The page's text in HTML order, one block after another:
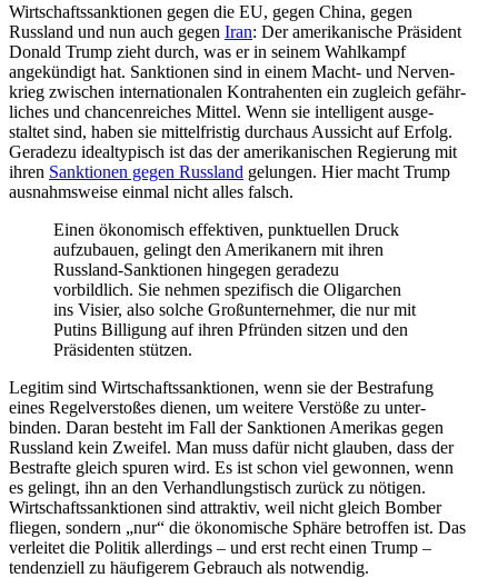
Wirtschafts­sank­tionen gegen die EU, gegen China, gegen
Russland und nun auch gegen Iran: Der ameri­ka­nische Präsident
Donald Trump zieht durch, was er in seinem Wahlkampf
angekündigt hat. Sanktionen sind in einem Macht- und Nerven­
krieg zwischen inter­na­tio­nalen Kontra­henten ein zugleich gefähr­
liches und chancen­reiches Mittel. Wenn sie intel­ligent ausge­
staltet sind, haben sie mittel­fristig durchaus Aussicht auf Erfolg.
Geradezu ideal­ty­pisch ist das der ameri­ka­ni­schen Regierung mit
ihren Sanktionen gegen Russland gelungen. Hier macht Trump
ausnahms­weise einmal nicht alles falsch.
Einen ökono­misch effek­tiven, punktu­ellen Druck
aufzu­bauen, gelingt den Ameri­kanern mit ihren
Russland-Sanktionen hingegen geradezu
vorbildlich. Sie nehmen spezi­fisch die Oligarchen
ins Visier, also solche Großun­ter­nehmer, die nur mit
Putins Billigung auf ihren Pfründen sitzen und den
Präsi­denten stützen.
Legitim sind Wirtschafts­sank­tionen, wenn sie der Bestrafung
eines Regel­ver­stoßes dienen, um weitere Verstöße zu unter­
binden. Daran besteht im Fall der Sanktionen Amerikas gegen
Russland kein Zweifel. Man muss dafür nicht glauben, dass der
Bestrafte gleich spuren wird. Es ist schon viel gewonnen, wenn
es gelingt, ihn an den Verhand­lungs­tisch zurück zu nötigen.
Wirtschafts­sank­tionen sind attraktiv, weil nicht gleich Bomber
fliegen, sondern „nur“ die ökono­mische Sphäre betroffen ist. Das
verleitet die Politik aller­dings – und erst recht einen Trump –
tenden­ziell zu häufi­gerem Gebrauch als notwendig.